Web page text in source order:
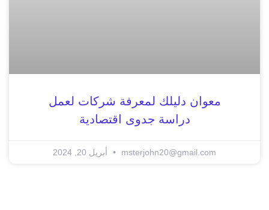
معوان دليلك لمعرفة شركات لعمل
دراسة جدوى اقتصادية
msterjohn20@gmail.com أبريل 20, 2024